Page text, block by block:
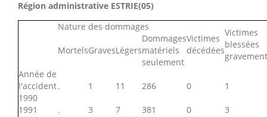
Région administrative ESTRIE(05)
Nature des dommages
Victimes
décédées
Victimes
blessées
gravement
MortelsGravesLégers
Dommages
matériels
seulement
Année de
l'accident. 1 11 286 0
1
1990
1991
. 3 7 381 0
3